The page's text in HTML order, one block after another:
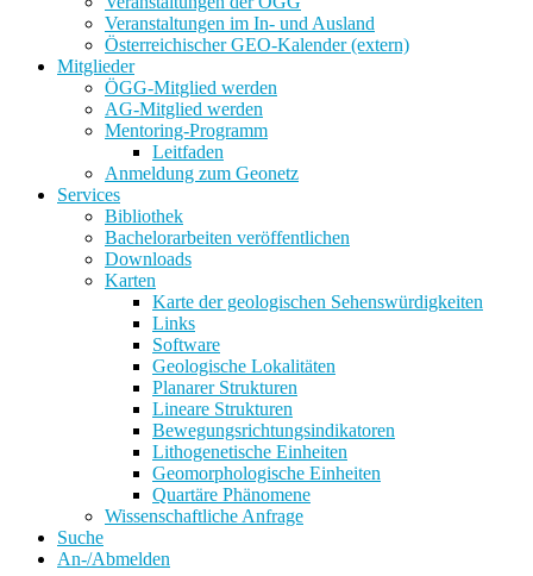
Veranstaltungen im In- und Ausland
Österreichischer GEO-Kalender (extern)
Mitglieder
ÖGG-Mitglied werden
AG-Mitglied werden
Mentoring-Programm
Leitfaden
Anmeldung zum Geonetz
Services
Bibliothek
Bachelorarbeiten veröffentlichen
Downloads
Karten
Karte der geologischen Sehenswürdigkeiten
Links
Software
Geologische Lokalitäten
Planarer Strukturen
Lineare Strukturen
Bewegungsrichtungsindikatoren
Lithogenetische Einheiten
Geomorphologische Einheiten
Quartäre Phänomene
Wissenschaftliche Anfrage
Suche
An-/Abmelden